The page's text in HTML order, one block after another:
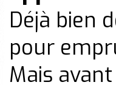
Déjà bien
pour
Mais